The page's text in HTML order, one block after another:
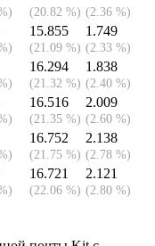
(20.82 %) (2.36 %)
15.855
(21.09 %)
1.749
(2.33 %)
16.294
(21.32 %)
1.838
(2.40 %)
16.516
(21.35 %)
2.009
(2.60 %)
16.752
(21.75 %)
2.138
(2.78 %)
16.721
(22.06 %)
2.121
(2.80 %)